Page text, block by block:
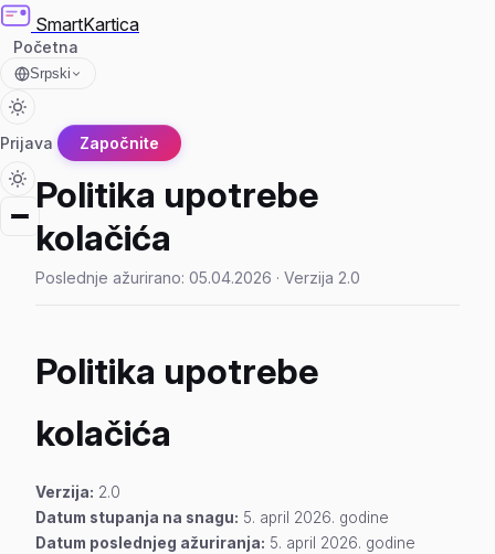
SmartKartica
Početna
Srpski
Prijava Započnite
Politika upotrebe
kolačića
Poslednje ažurirano: 05.04.2026 · Verzija 2.0
Politika upotrebe
kolačića
Verzija: 2.0
Datum stupanja na snagu: 5. april 2026. godine
Datum poslednjeg ažuriranja: 5. april 2026. godine